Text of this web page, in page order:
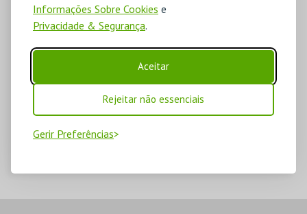
Informações Sobre Cookies e
Privacidade & Segurança.
Aceitar
Rejeitar não essenciais
Gerir Preferências